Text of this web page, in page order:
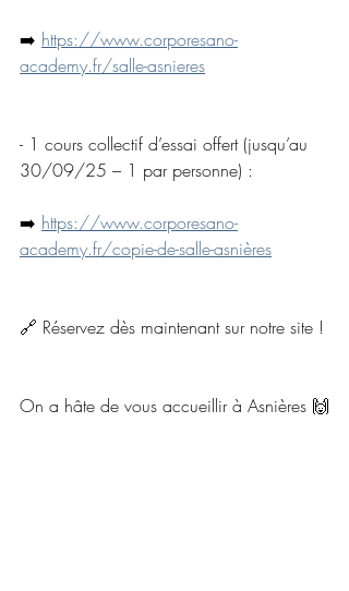
➡️ https://www.corporesano-
academy.fr/salle-asnieres
- 1 cours collectif d’essai offert (jusqu’au
30/09/25 – 1 par personne) :
➡️ https://www.corporesano-
academy.fr/copie-de-salle-asnières
🔗 Réservez dès maintenant sur notre site !
On a hâte de vous accueillir à Asnières 🙌